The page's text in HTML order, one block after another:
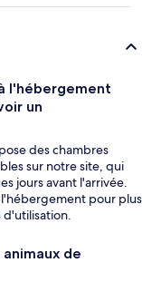
l'hébergement
un
des chambres
sur notre site, qui
jours avant l'arrivée.
pour plus
d'utilisation.
de